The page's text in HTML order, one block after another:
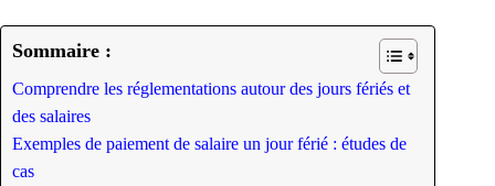
Sommaire :
Comprendre les réglementations autour des jours fériés et
des salaires
Exemples de paiement de salaire un jour férié : études de
cas